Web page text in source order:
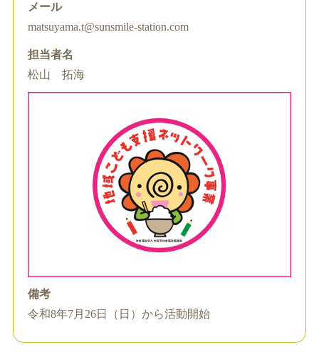
メール
matsuyama.t@sunsmile-station.com
担当者名
松山 拓海
備考
令和8年7月26日（日）から活動開始